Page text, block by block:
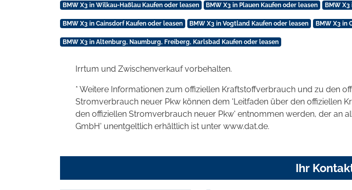
BMW X3 in Wilkau-Haßlau Kaufen oder leasen BMW X3 in Plauen Kaufen oder leasen BMW X3
BMW X3 in Cainsdorf Kaufen oder leasen BMW X3 in Vogtland Kaufen oder leasen BMW X3 in
BMW X3 in Altenburg, Naumburg, Freiberg, Karlsbad Kaufen oder leasen
Irrtum und Zwischenverkauf vorbehalten.
* Weitere Informationen zum offiziellen Kraftstoffverbrauch und zu den
Stromverbrauch neuer Pkw können dem 'Leitfaden über den offiziellen
den offiziellen Stromverbrauch neuer Pkw' entnommen werden, der an
GmbH' unentgeltlich erhältlich ist unter www.dat.de.
Ihr